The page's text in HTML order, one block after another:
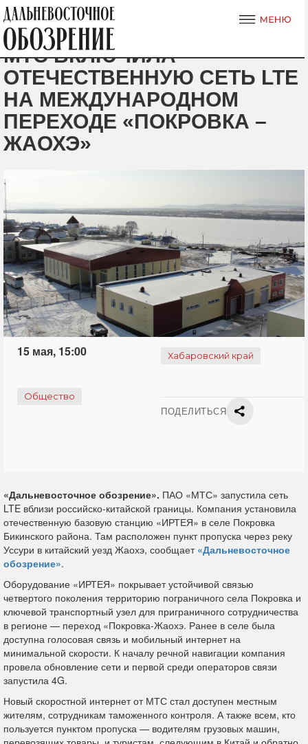
МТС ВКЛЮЧИЛА
ОТЕЧЕСТВЕННУЮ СЕТЬ LTE
НА МЕЖДУНАРОДНОМ
ПЕРЕХОДЕ «ПОКРОВКА –
ЖАОХЭ»
15 мая, 15:00 Хабаровский край
Общество
ПОДЕЛИТЬСЯ
«Дальневосточное обозрение». ПАО «МТС» запустила сеть
LTE вблизи российско-китайской границы. Компания установила
отечественную базовую станцию «ИРТЕЯ» в селе Покровка
Бикинского района. Там расположен пункт пропуска через реку
Уссури в китайский уезд Жаохэ, сообщает «Дальневосточное
обозрение».
Оборудование «ИРТЕЯ» покрывает устойчивой связью
четвертого поколения территорию пограничного села Покровка и
ключевой транспортный узел для приграничного сотрудничества
в регионе — переход «Покровка-Жаохэ. Ранее в селе была
доступна голосовая связь и мобильный интернет на
минимальной скорости. К началу речной навигации компания
провела обновление сети и первой среди операторов связи
запустила 4G.
Новый скоростной интернет от МТС стал доступен местным
жителям, сотрудникам таможенного контроля. А также всем, кто
пользуется пунктом пропуска — водителям грузовых машин,